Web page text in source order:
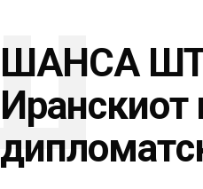
ШАНСА
Иранскиот
Ш